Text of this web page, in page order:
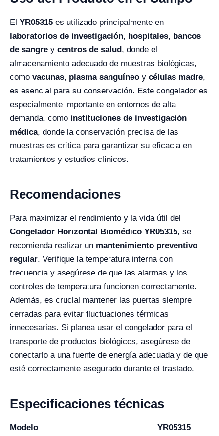
El YR05315 es utilizado principalmente en
laboratorios de investigación, hospitales, bancos
de sangre y centros de salud, donde el
almacenamiento adecuado de muestras biológicas,
como vacunas, plasma sanguíneo y células madre,
es esencial para su conservación. Este congelador es
especialmente importante en entornos de alta
demanda, como instituciones de investigación
médica, donde la conservación precisa de las
muestras es crítica para garantizar su eficacia en
tratamientos y estudios clínicos.
Recomendaciones
Para maximizar el rendimiento y la vida útil del
Congelador Horizontal Biomédico YR05315, se
recomienda realizar un mantenimiento preventivo
regular. Verifique la temperatura interna con
frecuencia y asegúrese de que las alarmas y los
controles de temperatura funcionen correctamente.
Además, es crucial mantener las puertas siempre
cerradas para evitar fluctuaciones térmicas
innecesarias. Si planea usar el congelador para el
transporte de productos biológicos, asegúrese de
conectarlo a una fuente de energía adecuada y de que
esté correctamente asegurado durante el traslado.
Especificaciones técnicas
Modelo YR05315